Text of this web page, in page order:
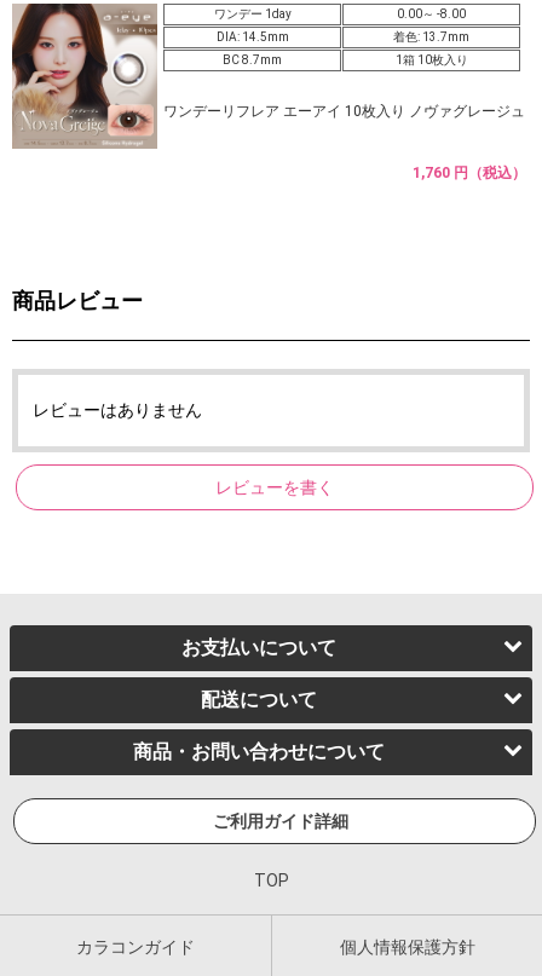
ワンデー 1day
0.00～ -8.00
DIA: 14.5mm
着色: 13.7mm
BC 8.7mm
1箱 10枚入り
ワンデーリフレア エーアイ 10枚入り ノヴァグレージュ
1,760 円（税込）
商品レビュー
レビューはありません
レビューを書く
お支払いについて
配送について
商品・お問い合わせについて
ご利用ガイド詳細
TOP
カラコンガイド 個人情報保護方針